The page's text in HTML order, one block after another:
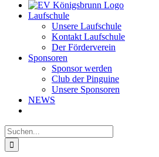
Laufschule
Unsere Laufschule
Kontakt Laufschule
Der Förderverein
Sponsoren
Sponsor werden
Club der Pinguine
Unsere Sponsoren
NEWS
Suche
nach: